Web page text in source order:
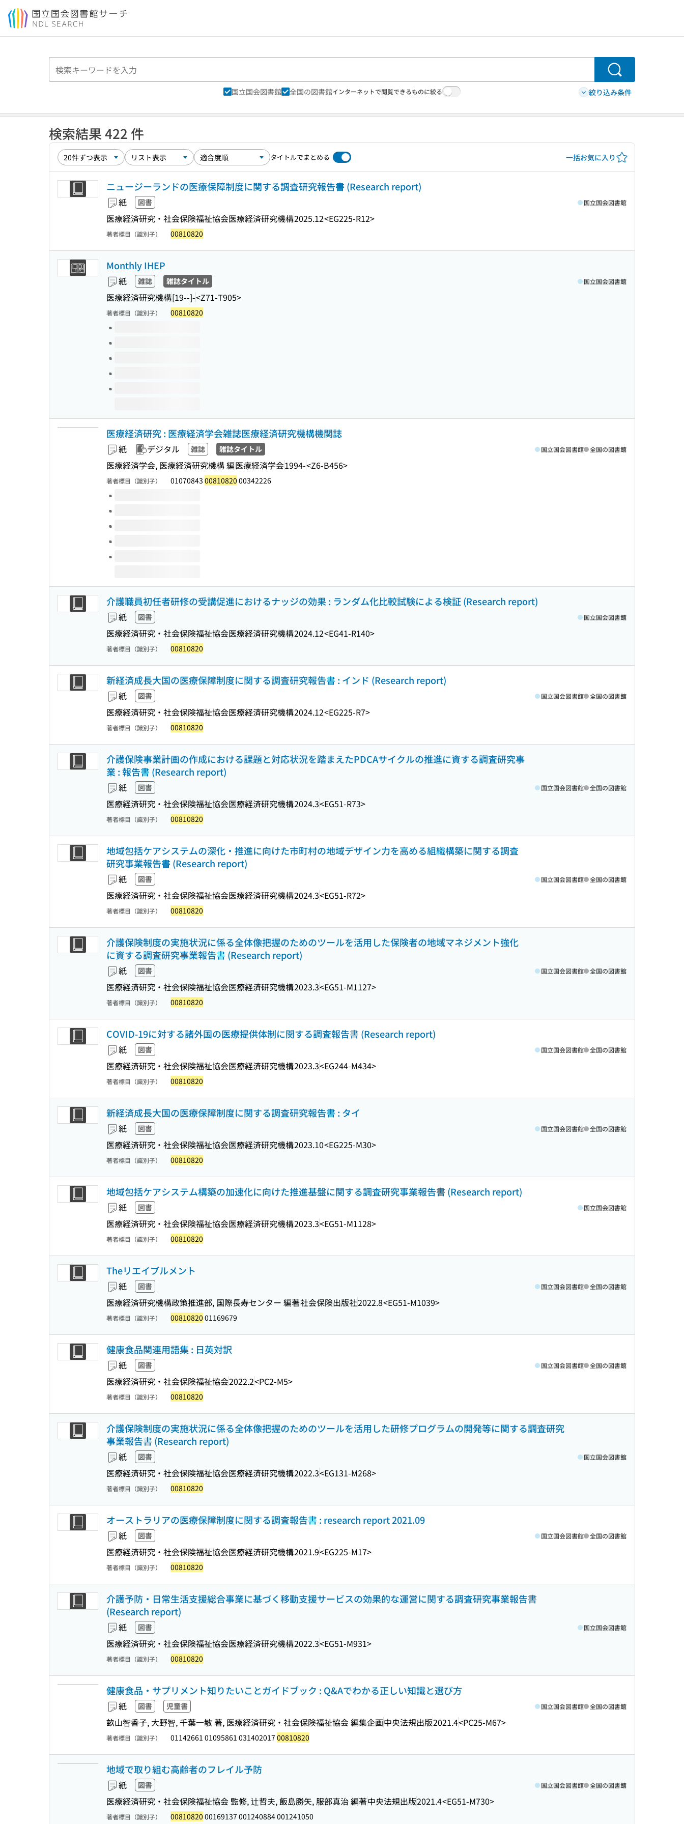
本文へ移動
検索
国立国会図書館 全国の図書館インターネットで閲覧できるものに絞る 絞り込み条件
検索結果 422 件
タイトルでまとめる 一括お気に入り
ニュージーランドの医療保障制度に関する調査研究報告書 (Research report)
紙 図書
医療経済研究・社会保険福祉協会医療経済研究機構2025.12<EG225-R12>
国立国会図書館
著者標目（識別子） 00810820
Monthly IHEP
紙 雑誌 雑誌タイトル
医療経済研究機構[19--]-<Z71-T905>
国立国会図書館
著者標目（識別子） 00810820
このタイトルの巻号
医療経済研究 : 医療経済学会雑誌医療経済研究機構機関誌
紙 デジタル 雑誌 雑誌タイトル
医療経済学会, 医療経済研究機構 編医療経済学会1994-<Z6-B456>
国立国会図書館 全国の図書館
著者標目（識別子） 01070843 00810820 00342226
このタイトルの巻号
介護職員初任者研修の受講促進におけるナッジの効果 : ランダム化比較試験による検証 (Research report)
紙 図書
医療経済研究・社会保険福祉協会医療経済研究機構2024.12<EG41-R140>
国立国会図書館
著者標目（識別子） 00810820
新経済成長大国の医療保障制度に関する調査研究報告書 : インド (Research report)
紙 図書
医療経済研究・社会保険福祉協会医療経済研究機構2024.12<EG225-R7>
国立国会図書館 全国の図書館
著者標目（識別子） 00810820
介護保険事業計画の作成における課題と対応状況を踏まえたPDCAサイクルの推進に資する調査研究事
業 : 報告書 (Research report)
紙 図書
医療経済研究・社会保険福祉協会医療経済研究機構2024.3<EG51-R73>
国立国会図書館 全国の図書館
著者標目（識別子） 00810820
地域包括ケアシステムの深化・推進に向けた市町村の地域デザイン力を高める組織構築に関する調査
研究事業報告書 (Research report)
紙 図書
医療経済研究・社会保険福祉協会医療経済研究機構2024.3<EG51-R72>
国立国会図書館 全国の図書館
著者標目（識別子） 00810820
介護保険制度の実施状況に係る全体像把握のためのツールを活用した保険者の地域マネジメント強化
に資する調査研究事業報告書 (Research report)
紙 図書
医療経済研究・社会保険福祉協会医療経済研究機構2023.3<EG51-M1127>
国立国会図書館 全国の図書館
著者標目（識別子） 00810820
COVID-19に対する諸外国の医療提供体制に関する調査報告書 (Research report)
紙 図書
医療経済研究・社会保険福祉協会医療経済研究機構2023.3<EG244-M434>
国立国会図書館 全国の図書館
著者標目（識別子） 00810820
新経済成長大国の医療保障制度に関する調査研究報告書 : タイ
紙 図書
医療経済研究・社会保険福祉協会医療経済研究機構2023.10<EG225-M30>
国立国会図書館 全国の図書館
著者標目（識別子） 00810820
地域包括ケアシステム構築の加速化に向けた推進基盤に関する調査研究事業報告書 (Research report)
紙 図書
医療経済研究・社会保険福祉協会医療経済研究機構2023.3<EG51-M1128>
国立国会図書館
著者標目（識別子） 00810820
Theリエイブルメント
紙 図書
医療経済研究機構政策推進部, 国際長寿センター 編著社会保険出版社2022.8<EG51-M1039>
国立国会図書館 全国の図書館
著者標目（識別子） 00810820 01169679
健康食品関連用語集 : 日英対訳
紙 図書
医療経済研究・社会保険福祉協会2022.2<PC2-M5>
国立国会図書館 全国の図書館
著者標目（識別子） 00810820
介護保険制度の実施状況に係る全体像把握のためのツールを活用した研修プログラムの開発等に関する調査研究
事業報告書 (Research report)
紙 図書
医療経済研究・社会保険福祉協会医療経済研究機構2022.3<EG131-M268>
国立国会図書館
著者標目（識別子） 00810820
オーストラリアの医療保障制度に関する調査報告書 : research report 2021.09
紙 図書
医療経済研究・社会保険福祉協会医療経済研究機構2021.9<EG225-M17>
国立国会図書館 全国の図書館
著者標目（識別子） 00810820
介護予防・日常生活支援総合事業に基づく移動支援サービスの効果的な運営に関する調査研究事業報告書
(Research report)
紙 図書
医療経済研究・社会保険福祉協会医療経済研究機構2022.3<EG51-M931>
国立国会図書館
著者標目（識別子） 00810820
健康食品・サプリメント知りたいことガイドブック : Q&Aでわかる正しい知識と選び方
紙 図書 児童書
畝山智香子, 大野智, 千葉一敏 著, 医療経済研究・社会保険福祉協会 編集企画中央法規出版2021.4<PC25-M67>
国立国会図書館 全国の図書館
著者標目（識別子） 01142661 01095861 031402017 00810820
地域で取り組む高齢者のフレイル予防
紙 図書
医療経済研究・社会保険福祉協会 監修, 辻哲夫, 飯島勝矢, 服部真治 編著中央法規出版2021.4<EG51-M730>
国立国会図書館 全国の図書館
著者標目（識別子） 00810820 00169137 001240884 001241050